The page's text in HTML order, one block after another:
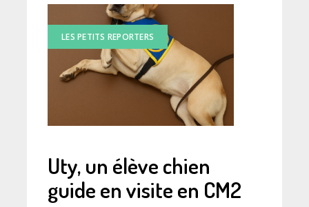
LES PETITS REPORTERS
Uty, un élève chien
guide en visite en CM2